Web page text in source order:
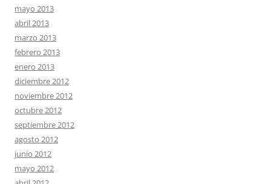
mayo 2013
abril 2013
marzo 2013
febrero 2013
enero 2013
diciembre 2012
noviembre 2012
octubre 2012
septiembre 2012
agosto 2012
junio 2012
mayo 2012